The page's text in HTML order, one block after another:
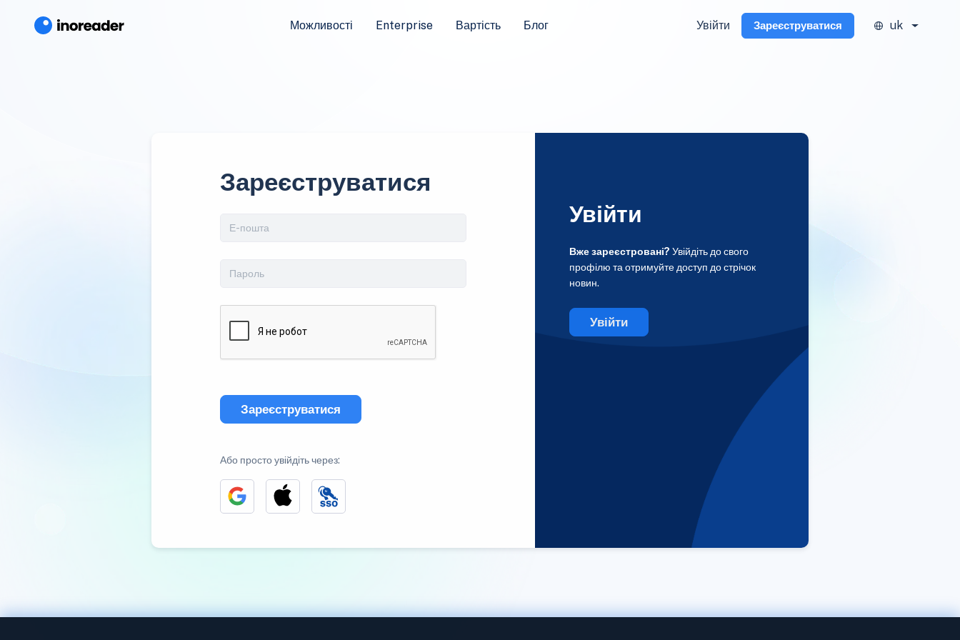
Можливості Enterprise Вартість Блог Увійти Зареєструватися uk
Зареєструватися
Зареєструватися
Або просто увійдіть через:
Увійти
Вже зареєстровані? Увійдіть до свого
профілю та отримуйте доступ до стрічок
новин.
Увійти